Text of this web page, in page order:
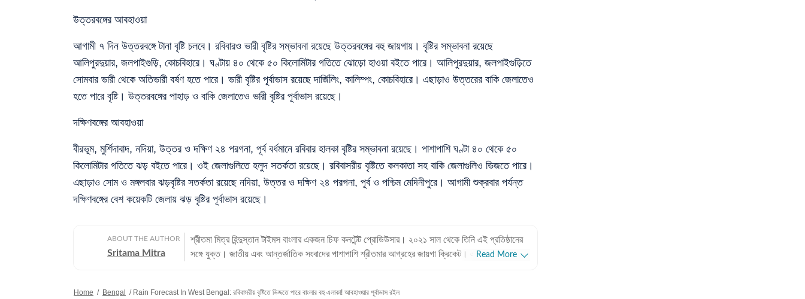
উত্তরবঙ্গের আবহাওয়া
আগামী ৭ দিন উত্তরবঙ্গে টানা বৃষ্টি চলবে। রবিবারও ভারী বৃষ্টির সম্ভাবনা রয়েছে উত্তরবঙ্গের বহু জায়গায়। বৃষ্টির সম্ভাবনা রয়েছে
আলিপুরদুয়ার, জলপাইগুড়ি, কোচবিহারে। ঘণ্টায় ৪০ থেকে ৫০ কিলোমিটার গতিতে ঝোড়ো হাওয়া বইতে পারে। আলিপুরদুয়ার, জলপাইগুড়িতে
সোমবার ভারী থেকে অতিভারী বর্ষণ হতে পারে। ভারী বৃষ্টির পূর্বাভাস রয়েছে দার্জিলিং, কালিম্পং, কোচবিহারে। এছাড়াও উত্তরের বাকি জেলাতেও
হতে পারে বৃষ্টি। উত্তরবঙ্গের পাহাড় ও বাকি জেলাতেও ভারী বৃষ্টির পূর্বাভাস রয়েছে।
দক্ষিণবঙ্গের আবহাওয়া
বীরভূম, মুর্শিদাবাদ, নদিয়া, উত্তর ও দক্ষিণ ২৪ পরগনা, পূর্ব বর্ধমানে রবিবার হালকা বৃষ্টির সম্ভাবনা রয়েছে। পাশাপাশি ঘণ্টা ৪০ থেকে ৫০
কিলোমিটার গতিতে ঝড় বইতে পারে। ওই জেলাগুলিতে হলুদ সতর্কতা রয়েছে। রবিবাসরীয় বৃষ্টিতে কলকাতা সহ বাকি জেলাগুলিও ভিজতে পারে।
এছাড়াও সোম ও মঙ্গলবার ঝড়বৃষ্টির সতর্কতা রয়েছে নদিয়া, উত্তর ও দক্ষিণ ২৪ পরগনা, পূর্ব ও পশ্চিম মেদিনীপুরে। আগামী শুক্রবার পর্যন্ত
দক্ষিণবঙ্গের বেশ কয়েকটি জেলায় ঝড় বৃষ্টির পূর্বাভাস রয়েছে।
ABOUT THE AUTHOR
Sritama Mitra
শ্রীতমা মিত্র হিন্দুস্তান টাইমস বাংলার একজন চিফ কনটেন্ট প্রোডিউসার। ২০২১ সাল থেকে তিনি এই প্রতিষ্ঠানের
সঙ্গে যুক্ত। জাতীয় এবং আন্তর্জাতিক সংবাদের পাশাপাশি শ্রীতমার আগ্রহের জায়গা ক্রিকেট। এছাড়াও তিনি
সালে তিনি ইটিভি নিউজ বাংলায় কপি এডিটর হিসেবে যোগদান করেন। পরবর্তীতে ওয়ানইন্ডিয়া-সহ বিভিন্ন
Read More
Home / Bengal / Rain Forecast In West Bengal: রবিবাসরীয় বৃষ্টিতে ভিজতে পারে বাংলার বহু এলাকা! আবহাওয়ার পূর্বাভাস রইল